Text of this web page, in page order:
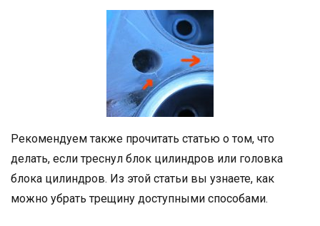
Рекомендуем также прочитать статью о том, что
делать, если треснул блок цилиндров или головка
блока цилиндров. Из этой статьи вы узнаете, как
можно убрать трещину доступными способами.